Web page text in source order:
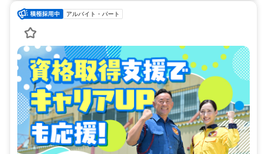
アルバイト・パート